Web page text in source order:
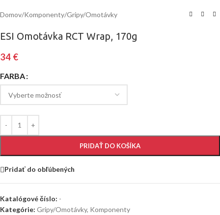
Domov/Komponenty/Gripy/Omotávky
ESI Omotávka RCT Wrap, 170g
34 €
FARBA
PRIDAŤ DO KOŠÍKA
Pridať do obľúbených
Katalógové číslo: -
Kategórie: Gripy/Omotávky, Komponenty